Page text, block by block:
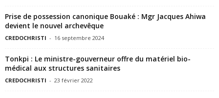
Prise de possession canonique Bouaké : Mgr Jacques Ahiwa
devient le nouvel archevêque
CREDOCHRISTI - 16 septembre 2024
Tonkpi : Le ministre-gouverneur offre du matériel bio-
médical aux structures sanitaires
CREDOCHRISTI - 23 février 2022